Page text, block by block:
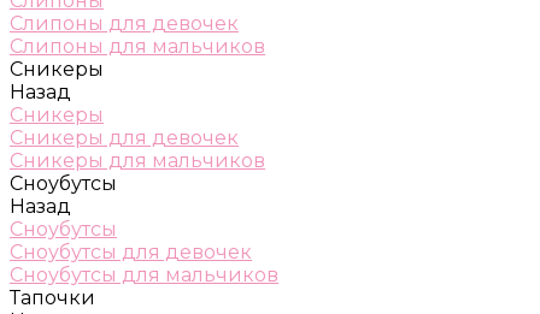
Слипоны для девочек
Слипоны для мальчиков
Сникеры
Назад
Сникеры
Сникеры для девочек
Сникеры для мальчиков
Сноубутсы
Назад
Сноубутсы
Сноубутсы для девочек
Сноубутсы для мальчиков
Тапочки